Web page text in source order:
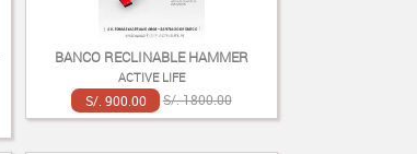
BANCO RECLINABLE HAMMER
ACTIVE LIFE
S/. 900.00 S/. 1800.00